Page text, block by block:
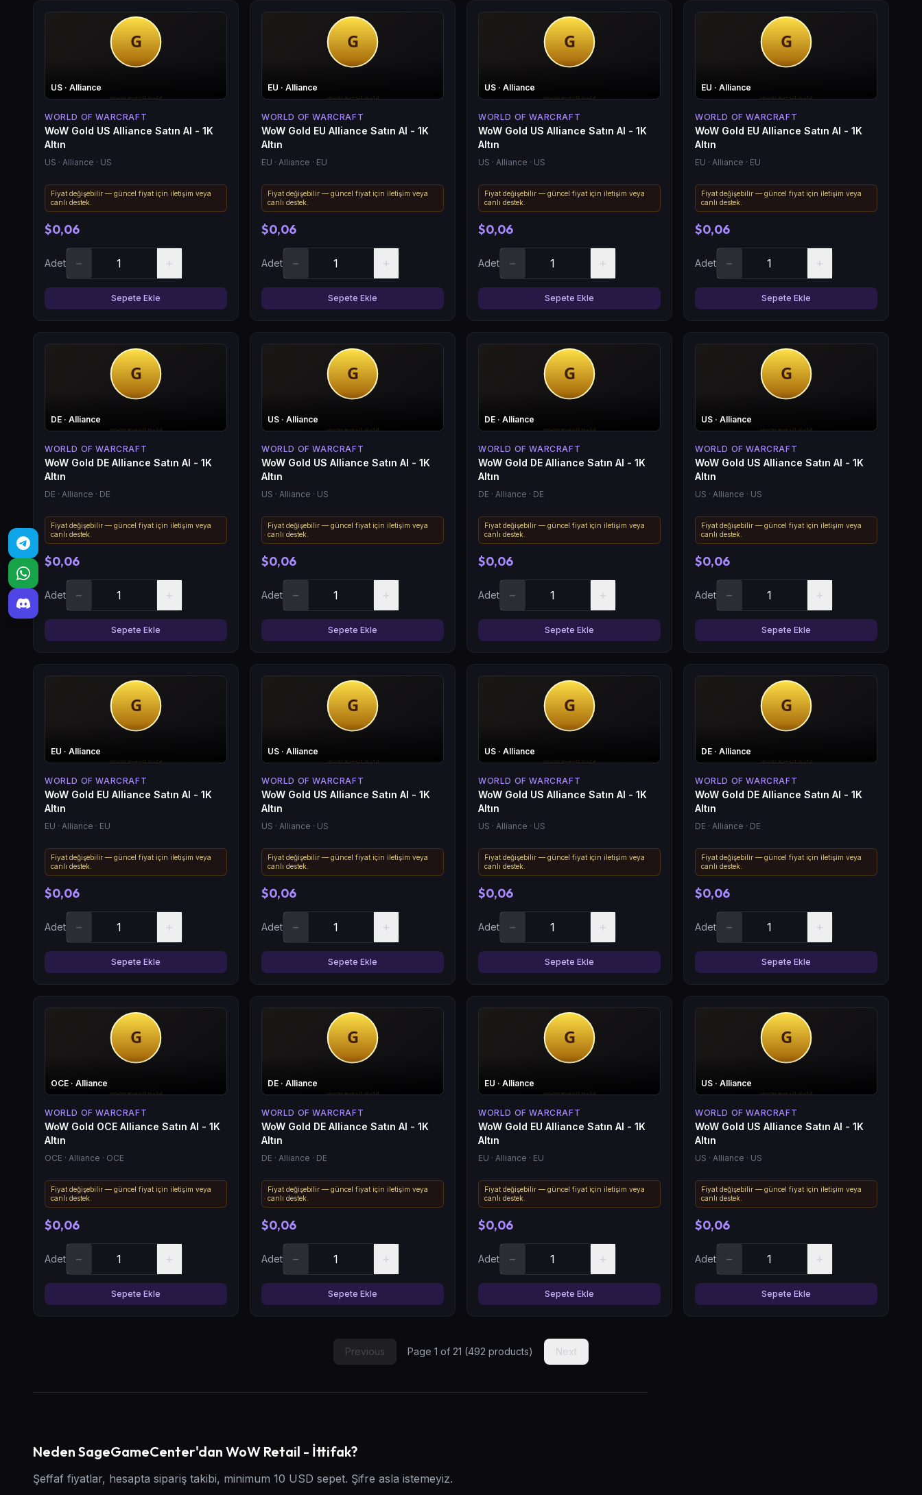
US · Alliance
WORLD OF WARCRAFT
WoW Gold US Alliance Satın Al - 1K
Altın
US · Alliance · US
Fiyat değişebilir — güncel fiyat için iletişim veya
canlı destek.
$0,06
Adet − +
Sepete Ekle
EU · Alliance
WORLD OF WARCRAFT
WoW Gold EU Alliance Satın Al - 1K
Altın
EU · Alliance · EU
Fiyat değişebilir — güncel fiyat için iletişim veya
canlı destek.
$0,06
Adet − +
Sepete Ekle
US · Alliance
WORLD OF WARCRAFT
WoW Gold US Alliance Satın Al - 1K
Altın
US · Alliance · US
Fiyat değişebilir — güncel fiyat için iletişim veya
canlı destek.
$0,06
Adet − +
Sepete Ekle
EU · Alliance
WORLD OF WARCRAFT
WoW Gold EU Alliance Satın Al - 1K
Altın
EU · Alliance · EU
Fiyat değişebilir — güncel fiyat için iletişim veya
canlı destek.
$0,06
Adet − +
Sepete Ekle
DE · Alliance
WORLD OF WARCRAFT
WoW Gold DE Alliance Satın Al - 1K
Altın
DE · Alliance · DE
Fiyat değişebilir — güncel fiyat için iletişim veya
canlı destek.
$0,06
Adet − +
Sepete Ekle
US · Alliance
WORLD OF WARCRAFT
WoW Gold US Alliance Satın Al - 1K
Altın
US · Alliance · US
Fiyat değişebilir — güncel fiyat için iletişim veya
canlı destek.
$0,06
Adet − +
Sepete Ekle
DE · Alliance
WORLD OF WARCRAFT
WoW Gold DE Alliance Satın Al - 1K
Altın
DE · Alliance · DE
Fiyat değişebilir — güncel fiyat için iletişim veya
canlı destek.
$0,06
Adet − +
Sepete Ekle
US · Alliance
WORLD OF WARCRAFT
WoW Gold US Alliance Satın Al - 1K
Altın
US · Alliance · US
Fiyat değişebilir — güncel fiyat için iletişim veya
canlı destek.
$0,06
Adet − +
Sepete Ekle
EU · Alliance
WORLD OF WARCRAFT
WoW Gold EU Alliance Satın Al - 1K
Altın
EU · Alliance · EU
Fiyat değişebilir — güncel fiyat için iletişim veya
canlı destek.
$0,06
Adet − +
Sepete Ekle
US · Alliance
WORLD OF WARCRAFT
WoW Gold US Alliance Satın Al - 1K
Altın
US · Alliance · US
Fiyat değişebilir — güncel fiyat için iletişim veya
canlı destek.
$0,06
Adet − +
Sepete Ekle
US · Alliance
WORLD OF WARCRAFT
WoW Gold US Alliance Satın Al - 1K
Altın
US · Alliance · US
Fiyat değişebilir — güncel fiyat için iletişim veya
canlı destek.
$0,06
Adet − +
Sepete Ekle
DE · Alliance
WORLD OF WARCRAFT
WoW Gold DE Alliance Satın Al - 1K
Altın
DE · Alliance · DE
Fiyat değişebilir — güncel fiyat için iletişim veya
canlı destek.
$0,06
Adet − +
Sepete Ekle
OCE · Alliance
WORLD OF WARCRAFT
WoW Gold OCE Alliance Satın Al - 1K
Altın
OCE · Alliance · OCE
Fiyat değişebilir — güncel fiyat için iletişim veya
canlı destek.
$0,06
Adet − +
Sepete Ekle
DE · Alliance
WORLD OF WARCRAFT
WoW Gold DE Alliance Satın Al - 1K
Altın
DE · Alliance · DE
Fiyat değişebilir — güncel fiyat için iletişim veya
canlı destek.
$0,06
Adet − +
Sepete Ekle
EU · Alliance
WORLD OF WARCRAFT
WoW Gold EU Alliance Satın Al - 1K
Altın
EU · Alliance · EU
Fiyat değişebilir — güncel fiyat için iletişim veya
canlı destek.
$0,06
Adet − +
Sepete Ekle
US · Alliance
WORLD OF WARCRAFT
WoW Gold US Alliance Satın Al - 1K
Altın
US · Alliance · US
Fiyat değişebilir — güncel fiyat için iletişim veya
canlı destek.
$0,06
Adet − +
Sepete Ekle
Previous Page 1 of 21 (492 products) Next
Neden SageGameCenter'dan WoW Retail - İttifak?
Şeffaf fiyatlar, hesapta sipariş takibi, minimum 10 USD sepet. Şifre asla istemeyiz.